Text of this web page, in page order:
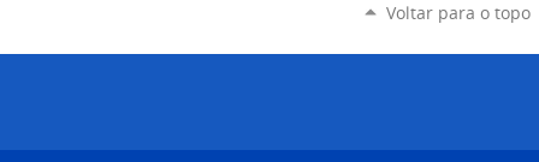
Voltar para o topo